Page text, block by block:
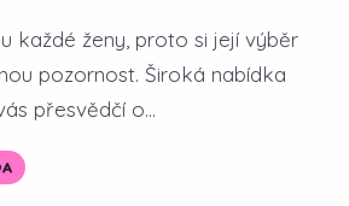
každé ženy, proto si její výběr
pozornost. Široká nabídka
přesvědčí o...